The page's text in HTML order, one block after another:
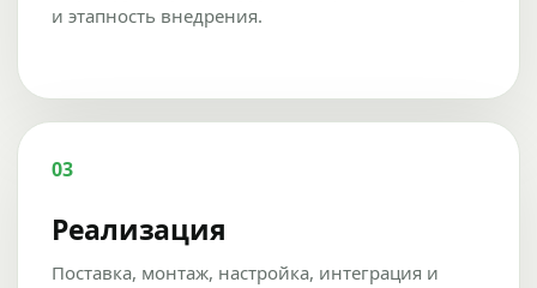
и этапность внедрения.
03
Реализация
Поставка, монтаж, настройка, интеграция и